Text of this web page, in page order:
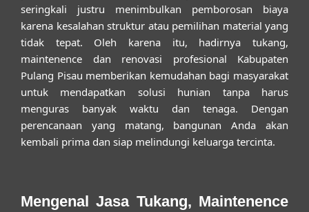
seringkali justru menimbulkan pemborosan biaya
karena kesalahan struktur atau pemilihan material yang
tidak tepat. Oleh karena itu, hadirnya tukang,
maintenence dan renovasi profesional Kabupaten
Pulang Pisau memberikan kemudahan bagi masyarakat
untuk mendapatkan solusi hunian tanpa harus
menguras banyak waktu dan tenaga. Dengan
perencanaan yang matang, bangunan Anda akan
kembali prima dan siap melindungi keluarga tercinta.
Mengenal Jasa Tukang, Maintenence